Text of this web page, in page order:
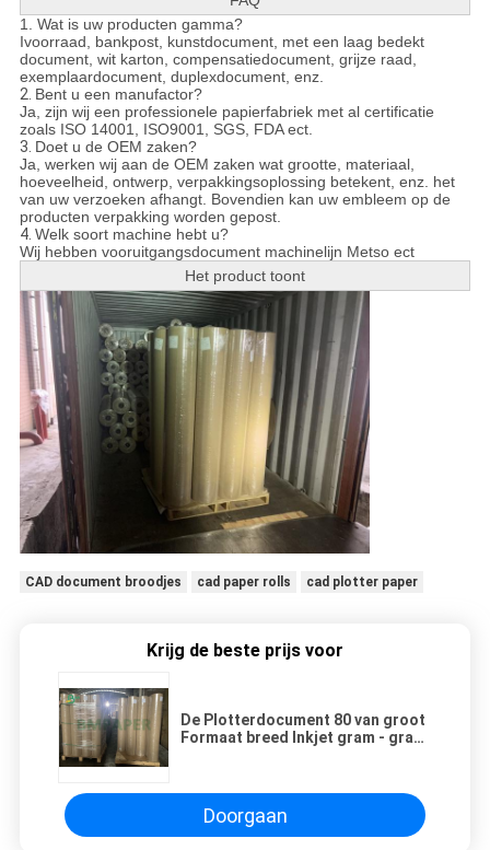
1. Wat is uw producten gamma?
Ivoorraad, bankpost, kunstdocument, met een laag bedekt
document, wit karton, compensatiedocument, grijze raad,
exemplaardocument, duplexdocument, enz.
2. Bent u een manufactor?
Ja, zijn wij een professionele papierfabriek met al certificatie
zoals ISO 14001, ISO9001, SGS, FDA ect.
3. Doet u de OEM zaken?
Ja, werken wij aan de OEM zaken wat grootte, materiaal,
hoeveelheid, ontwerp, verpakkingsoplossing betekent, enz. het
van uw verzoeken afhangt. Bovendien kan uw embleem op de
producten verpakking worden gepost.
4. Welk soort machine hebt u?
Wij hebben vooruitgangsdocument machinelijn Metso ect
Het product toont
CAD document broodjes cad paper rolls cad plotter paper
Krijg de beste prijs voor
De Plotterdocument 80 van groot
Formaat breed Inkjet gram - gram
Doorgaan